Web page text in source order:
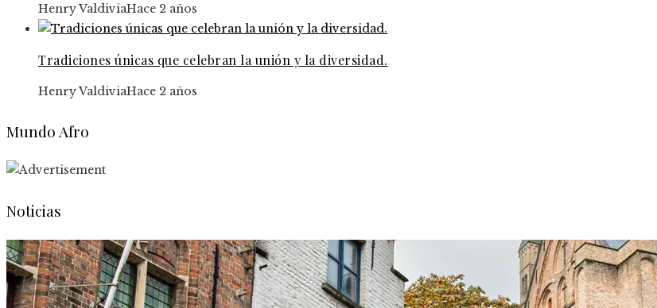
Henry ValdiviaHace 2 años
Tradiciones únicas que celebran la unión y la diversidad.
Henry ValdiviaHace 2 años
Mundo Afro
Noticias